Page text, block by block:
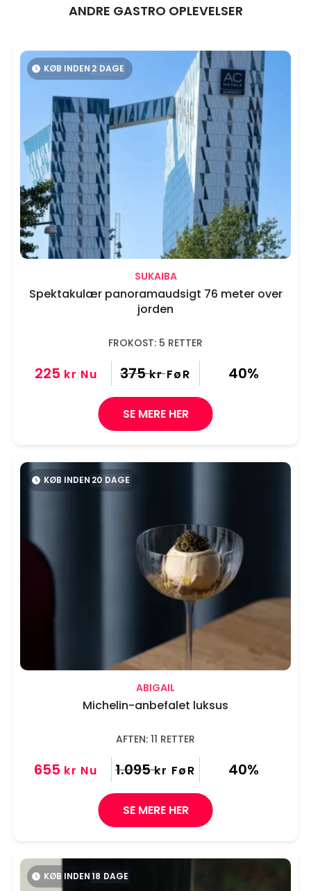
ANDRE GASTRO OPLEVELSER
SUKAIBA
Spektakulær panoramaudsigt 76 meter over
jorden
FROKOST: 5 RETTER
225 kr Nu 375 kr FøR 40%
SE MERE HER
KØB INDEN 2 DAGE
ABIGAIL
Michelin-anbefalet luksus
AFTEN: 11 RETTER
655 kr Nu 1.095 kr FøR 40%
SE MERE HER
KØB INDEN 20 DAGE
KØB INDEN18 DAGE